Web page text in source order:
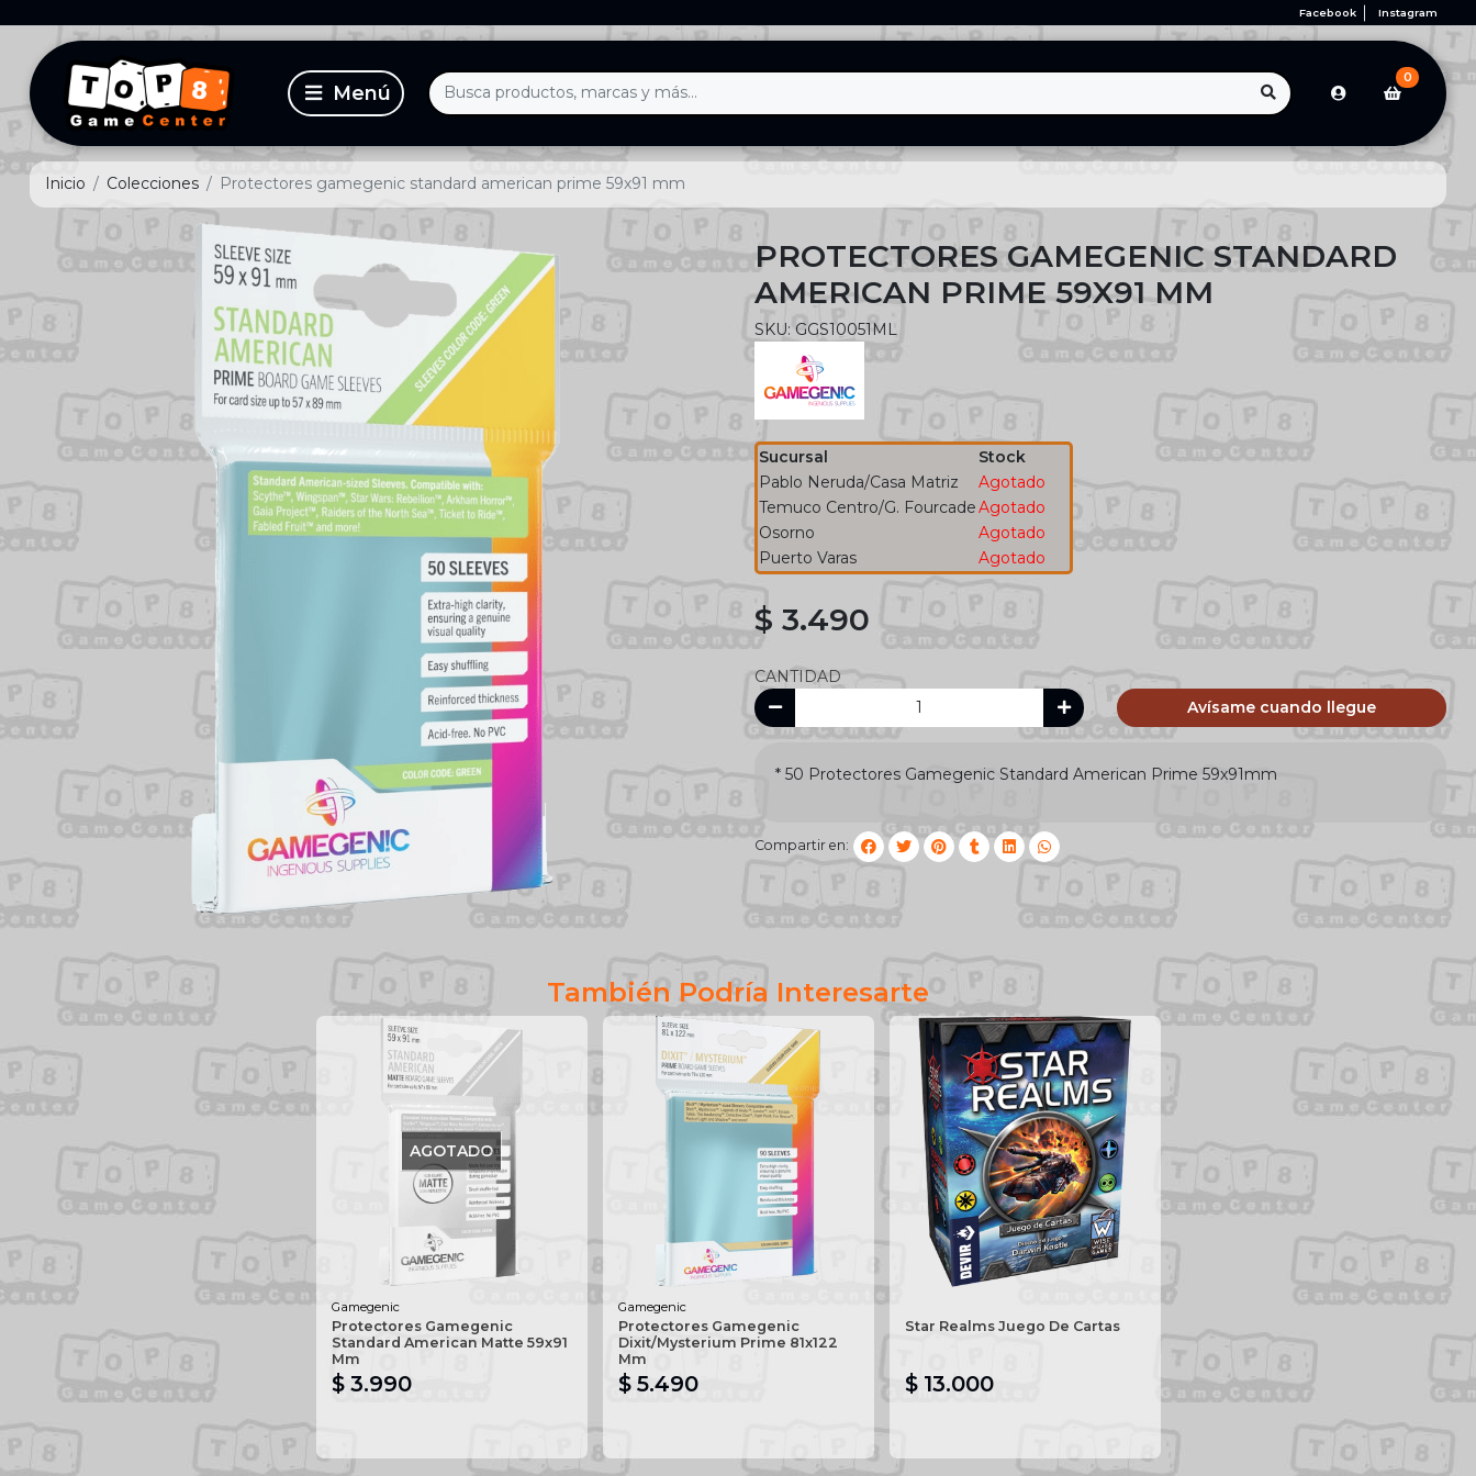
Facebook Instagram
0
Inicio Colecciones Protectores gamegenic standard american prime 59x91 mm
PROTECTORES GAMEGENIC STANDARD
AMERICAN PRIME 59X91 MM
SKU: GGS10051ML
Sucursal
Stock
Pablo Neruda/Casa Matriz
Agotado
Temuco Centro/G. FourcadeAgotado
Osorno
Agotado
Puerto Varas
Agotado
$ 3.490
CANTIDAD
Avísame cuando llegue
* 50 Protectores Gamegenic Standard American Prime 59x91mm
Compartir en:
También Podría Interesarte
AGOTADO
Gamegenic
Protectores Gamegenic
Standard American Matte 59x91
Mm
$ 3.990
Gamegenic
Protectores Gamegenic
Dixit/Mysterium Prime 81x122
Mm
$ 5.490
Star Realms Juego De Cartas
$ 13.000